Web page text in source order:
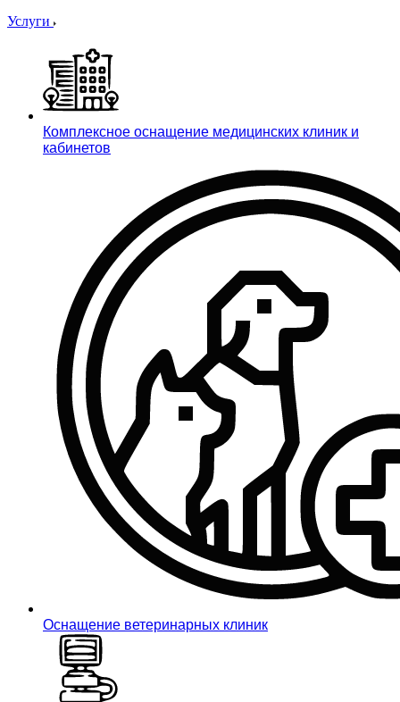
Услуги
Комплексное оснащение медицинских клиник и
кабинетов
Оснащение ветеринарных клиник